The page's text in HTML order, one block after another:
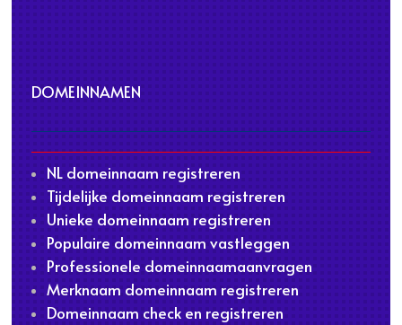
DOMEINNAMEN
NL domeinnaam registreren
Tijdelijke domeinnaam registreren
Unieke domeinnaam registreren
Populaire domeinnaam vastleggen
Professionele domeinnaamaanvragen
Merknaam domeinnaam registreren
Domeinnaam check en registreren